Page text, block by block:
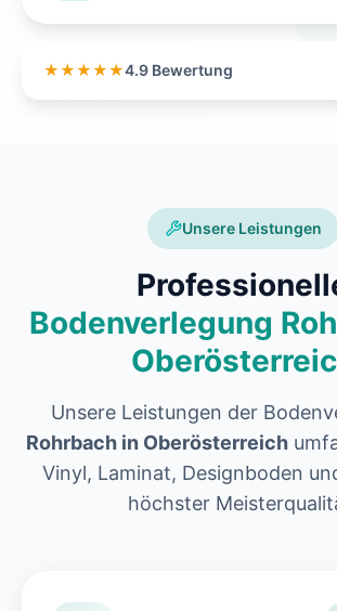
★★★★★4.9 Bewertung
Unsere Leistungen
Bodenverlegung
Unsere Leistungen der
Rohrbach in Oberösterreich
Vinyl, Laminat, Designboden
höchster